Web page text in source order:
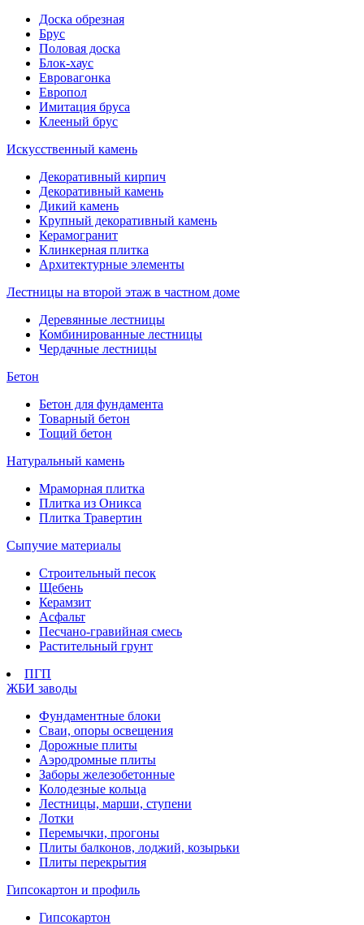
Доска обрезная
Брус
Половая доска
Блок-хаус
Евровагонка
Европол
Имитация бруса
Клееный брус
Искусственный камень
Декоративный кирпич
Декоративный камень
Дикий камень
Крупный декоративный камень
Керамогранит
Клинкерная плитка
Архитектурные элементы
Лестницы на второй этаж в частном доме
Деревянные лестницы
Комбинированные лестницы
Чердачные лестницы
Бетон
Бетон для фундамента
Товарный бетон
Тощий бетон
Натуральный камень
Мраморная плитка
Плитка из Оникса
Плитка Травертин
Сыпучие материалы
Строительный песок
Щебень
Керамзит
Асфальт
Песчано-гравийная смесь
Растительный грунт
ПГП
ЖБИ заводы
Фундаментные блоки
Сваи, опоры освещения
Дорожные плиты
Аэродромные плиты
Заборы железобетонные
Колодезные кольца
Лестницы, марши, ступени
Лотки
Перемычки, прогоны
Плиты балконов, лоджий, козырьки
Плиты перекрытия
Гипсокартон и профиль
Гипсокартон